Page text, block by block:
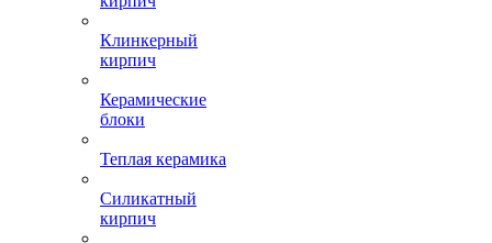
Клинкерный
кирпич
Керамические
блоки
Теплая керамика
Силикатный
кирпич